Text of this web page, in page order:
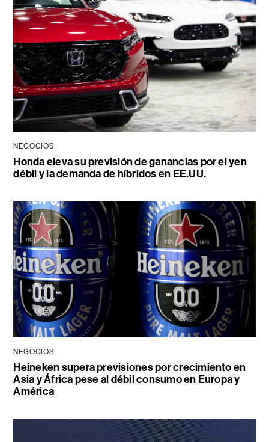
NEGOCIOS
Honda eleva su previsión de ganancias por el yen
débil y la demanda de híbridos en EE.UU.
NEGOCIOS
Heineken supera previsiones por crecimiento en
Asia y África pese al débil consumo en Europa y
América